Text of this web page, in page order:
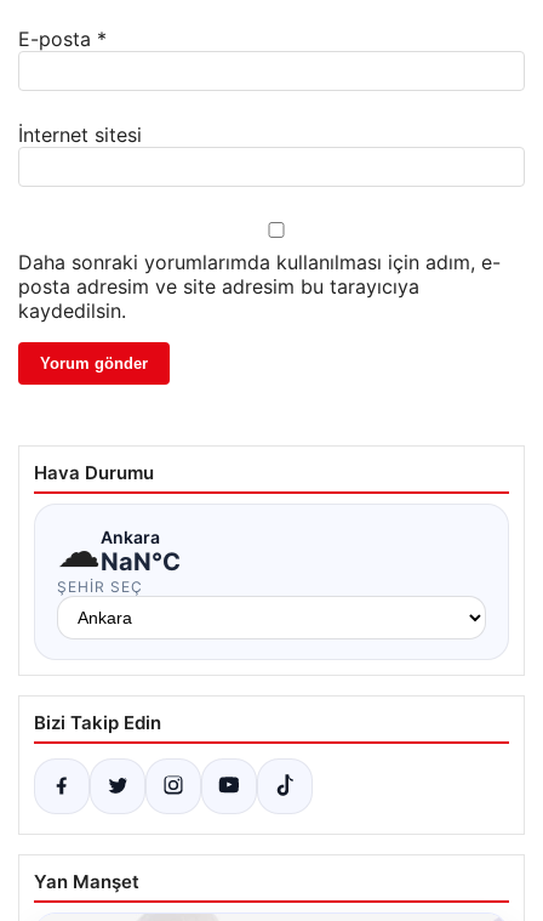
E-posta *
İnternet sitesi
Daha sonraki yorumlarımda kullanılması için adım, e-
posta adresim ve site adresim bu tarayıcıya
kaydedilsin.
Hava Durumu
☁Ankara
NaN°C
ŞEHIR SEÇ
Bizi Takip Edin
Yan Manşet